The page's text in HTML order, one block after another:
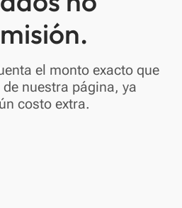
el monto exacto que
nuestra página, ya
costo extra.